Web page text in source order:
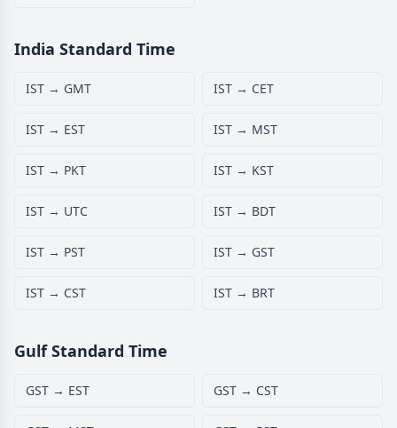
India Standard Time
IST → GMT IST → CET
IST → EST IST → MST
IST → PKT IST → KST
IST → UTC IST → BDT
IST → PST IST → GST
IST → CST IST → BRT
Gulf Standard Time
GST → EST GST → CST